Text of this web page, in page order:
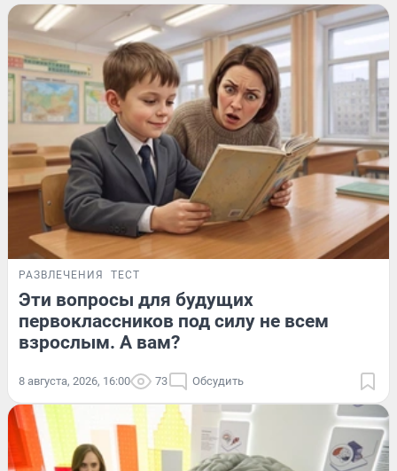
РАЗВЛЕЧЕНИЯ ТЕСТ
Эти вопросы для будущих
первоклассников под силу не всем
взрослым. А вам?
8 августа, 2026, 16:00 73 Обсудить